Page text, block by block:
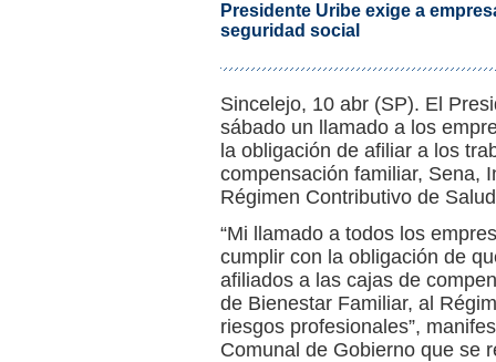
Presidente Uribe exige a
seguridad social
Sincelejo, 10 abr (SP). El
sábado un llamado a los
la obligación de afiliar a los
compensación familiar, Sena,
Régimen Contributivo de
“Mi llamado a todos los
cumplir con la obligación de
afiliados a las cajas de
de Bienestar Familiar, al
riesgos profesionales”,
Comunal de Gobierno que se